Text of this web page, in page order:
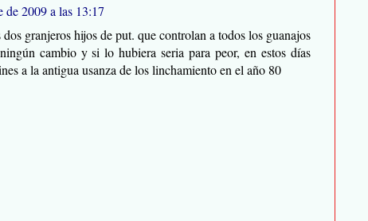
de 2009 a las 13:17
granjeros hijos de put. que controlan a todos los guanajos
cambio y si lo hubiera seria para peor, en estos días
a la antigua usanza de los linchamiento en el año 80